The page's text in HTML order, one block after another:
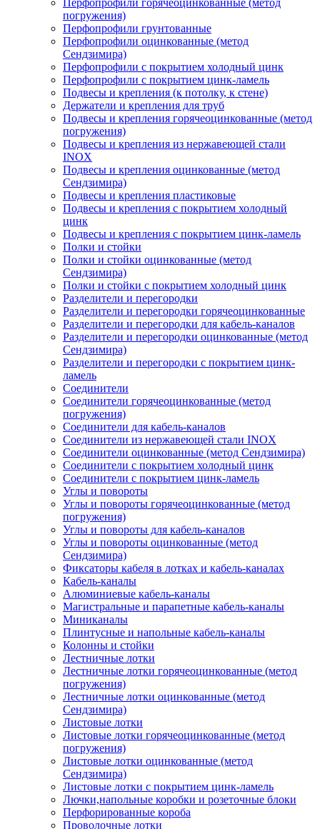
Перфопрофили горячеоцинкованные (метод
погружения)
Перфопрофили грунтованные
Перфопрофили оцинкованные (метод
Сендзимира)
Перфопрофили с покрытием холодный цинк
Перфопрофили с покрытием цинк-ламель
Подвесы и крепления (к потолку, к стене)
Держатели и крепления для труб
Подвесы и крепления горячеоцинкованные (метод
погружения)
Подвесы и крепления из нержавеющей стали
INOX
Подвесы и крепления оцинкованные (метод
Сендзимира)
Подвесы и крепления пластиковые
Подвесы и крепления с покрытием холодный
цинк
Подвесы и крепления с покрытием цинк-ламель
Полки и стойки
Полки и стойки оцинкованные (метод
Сендзимира)
Полки и стойки с покрытием холодный цинк
Разделители и перегородки
Разделители и перегородки горячеоцинкованные
Разделители и перегородки для кабель-каналов
Разделители и перегородки оцинкованные (метод
Сендзимира)
Разделители и перегородки с покрытием цинк-
ламель
Соединители
Соединители горячеоцинкованные (метод
погружения)
Соединители для кабель-каналов
Соединители из нержавеющей стали INOX
Соединители оцинкованные (метод Сендзимира)
Соединители с покрытием холодный цинк
Соединители с покрытием цинк-ламель
Углы и повороты
Углы и повороты горячеоцинкованные (метод
погружения)
Углы и повороты для кабель-каналов
Углы и повороты оцинкованные (метод
Сендзимира)
Фиксаторы кабеля в лотках и кабель-каналах
Кабель-каналы
Алюминиевые кабель-каналы
Магистральные и парапетные кабель-каналы
Миниканалы
Плинтусные и напольные кабель-каналы
Колонны и стойки
Лестничные лотки
Лестничные лотки горячеоцинкованные (метод
погружения)
Лестничные лотки оцинкованные (метод
Сендзимира)
Листовые лотки
Листовые лотки горячеоцинкованные (метод
погружения)
Листовые лотки оцинкованные (метод
Сендзимира)
Листовые лотки с покрытием цинк-ламель
Лючки,напольные коробки и розеточные блоки
Перфорированные короба
Проволочные лотки